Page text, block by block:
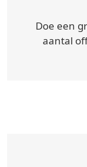
Doe een
aantal